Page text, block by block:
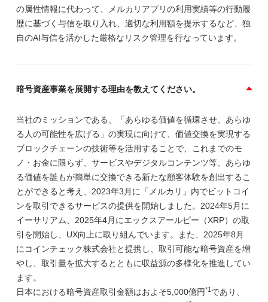
の属性情報に代わって、メルカリアプリの利用実績等の行動履
歴に基づく与信を取り入れ、適切な利用額を提示するなど、独
自のAI与信を活かした厳格なリスク管理を行なっています。
暗号資産事業を展開する理由を教えてください。
当社のミッションである、「あらゆる価値を循環させ、あらゆ
る人の可能性を広げる」の実現に向けて、価値交換を実現する
ブロックチェーンの技術等を活用することで、これまでのモ
ノ・お金に限らず、サービスやデジタルコンテンツ等、あらゆ
る価値を誰もが簡単に交換できる新たな顧客体験を創出するこ
とができると考え、2023年3月に「メルカリ」内でビットコイ
ンを取引できるサービスの提供を開始しました。2024年5月に
イーサリアム、2025年4月にエックスアールピー（XRP）の取
引を開始し、UX向上に取り組んでいます。また、2025年8月
にコインチェック株式会社と提携し、取引可能な暗号資産を増
やし、取引量を拡大するとともに収益源の多様化を推進してい
ます。
日本における暗号資産取引金額はおよそ5,000億円*1 であり、